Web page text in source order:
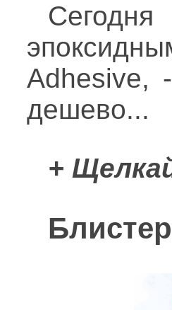
Adhesive,
дешево...
+